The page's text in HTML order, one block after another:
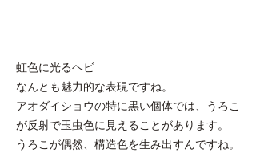
虹色に光るヘビ
なんとも魅力的な表現ですね。
アオダイショウの特に黒い個体では、うろこ
が反射で玉虫色に見えることがあります。
うろこが偶然、構造色を生み出すんですね。